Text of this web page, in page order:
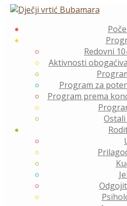
Skip
content
Redovni
Aktivnosti
Program za
Program prema